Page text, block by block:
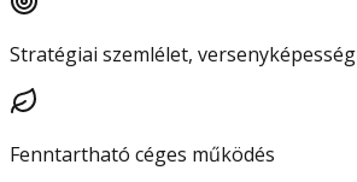
Stratégiai szemlélet, versenyképesség
Fenntartható céges működés